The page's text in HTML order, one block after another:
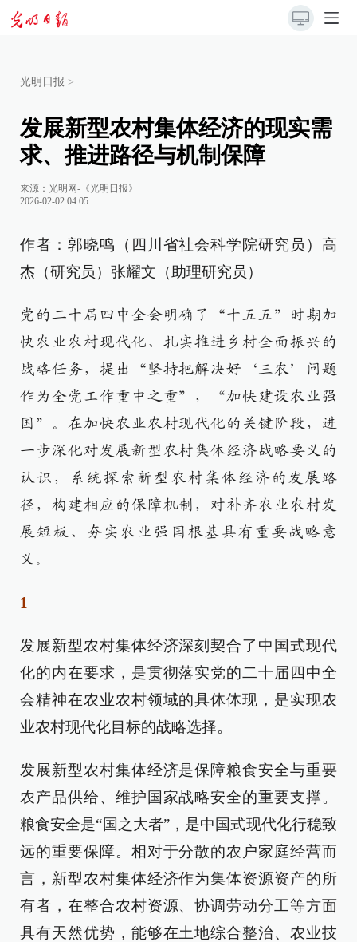
光明日报 >
发展新型农村集体经济的现实需
求、推进路径与机制保障
来源： 光明网-《光明日报》
2026-02-02 04:05
作者：郭晓鸣（四川省社会科学院研究员）高
杰（研究员）张耀文（助理研究员）
党的二十届四中全会明确了“十五五”时期加
快农业农村现代化、扎实推进乡村全面振兴的
战略任务，提出“坚持把解决好‘三农’问题
作为全党工作重中之重”，“加快建设农业强
国”。在加快农业农村现代化的关键阶段，进
一步深化对发展新型农村集体经济战略要义的
认识，系统探索新型农村集体经济的发展路
径，构建相应的保障机制，对补齐农业农村发
展短板、夯实农业强国根基具有重要战略意
义。
1
发展新型农村集体经济深刻契合了中国式现代
化的内在要求，是贯彻落实党的二十届四中全
会精神在农业农村领域的具体体现，是实现农
业农村现代化目标的战略选择。
发展新型农村集体经济是保障粮食安全与重要
农产品供给、维护国家战略安全的重要支撑。
粮食安全是“国之大者”，是中国式现代化行稳致
远的重要保障。相对于分散的农户家庭经营而
言，新型农村集体经济作为集体资源资产的所
有者，在整合农村资源、协调劳动分工等方面
具有天然优势，能够在土地综合整治、农业技